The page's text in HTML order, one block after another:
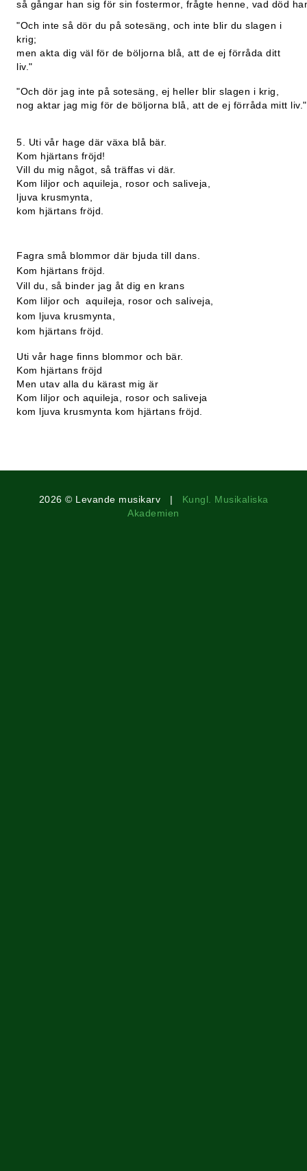
så gångar han sig för sin fostermor, frågte henne, vad död
"Och inte så dör du på sotesäng, och inte blir du slagen i
krig;
men akta dig väl för de böljorna blå, att de ej förråda ditt
liv."
"Och dör jag inte på sotesäng, ej heller blir slagen i krig,
nog aktar jag mig för de böljorna blå, att de ej förråda mitt liv."
5. Uti vår hage där växa blå bär.
Kom hjärtans fröjd!
Vill du mig något, så träffas vi där.
Kom liljor och aquileja, rosor och saliveja,
ljuva krusmynta,
kom hjärtans fröjd.
Fagra små blommor där bjuda till dans.
Kom hjärtans fröjd.
Vill du, så binder jag åt dig en krans
Kom liljor och aquileja, rosor och saliveja,
kom ljuva krusmynta,
kom hjärtans fröjd.
Uti vår hage finns blommor och bär.
Kom hjärtans fröjd
Men utav alla du kärast mig är
Kom liljor och aquileja, rosor och saliveja
kom ljuva krusmynta kom hjärtans fröjd.
2026 © Levande musikarv | Kungl. Musikaliska
Akademien